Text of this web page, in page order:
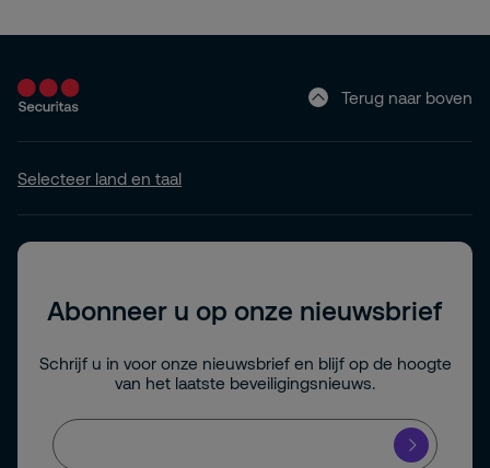
Terug naar boven
Selecteer land en taal
Abonneer u op onze nieuwsbrief
Schrijf u in voor onze nieuwsbrief en blijf op de hoogte
van het laatste beveiligingsnieuws.